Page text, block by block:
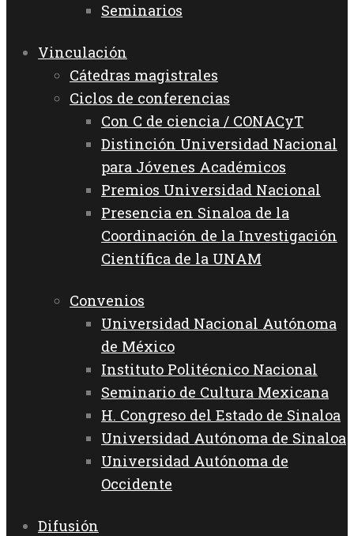
Seminarios
Vinculación
Cátedras magistrales
Ciclos de conferencias
Con C de ciencia / CONACyT
Distinción Universidad Nacional
para Jóvenes Académicos
Premios Universidad Nacional
Presencia en Sinaloa de la
Coordinación de la Investigación
Científica de la UNAM
Convenios
Universidad Nacional Autónoma
de México
Instituto Politécnico Nacional
Seminario de Cultura Mexicana
H. Congreso del Estado de Sinaloa
Universidad Autónoma de Sinaloa
Universidad Autónoma de
Occidente
Difusión